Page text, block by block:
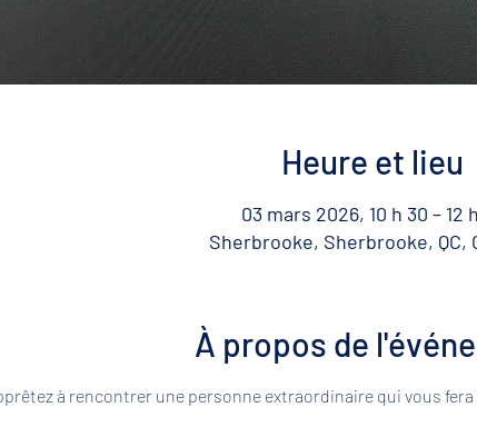
Heure et lieu
03 mars 2026, 10 h 30 – 12
Sherbrooke, Sherbrooke, QC,
À propos de
à rencontrer une personne extraordinaire qui vous